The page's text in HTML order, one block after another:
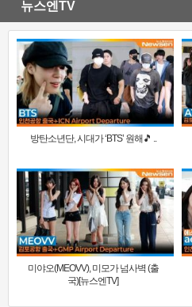
뉴스엔TV
방탄소년단, 시대가 ‘BTS’ 원해🎵 ..
미야오(MEOVV), 미모가 넘사벽 (출
국)[뉴스엔TV]